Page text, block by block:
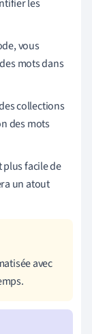
les
vous
mots dans
collections
des mots
plus facile de
un atout
avec